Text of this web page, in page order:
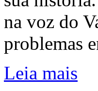
na voz do
problemas
Leia mais